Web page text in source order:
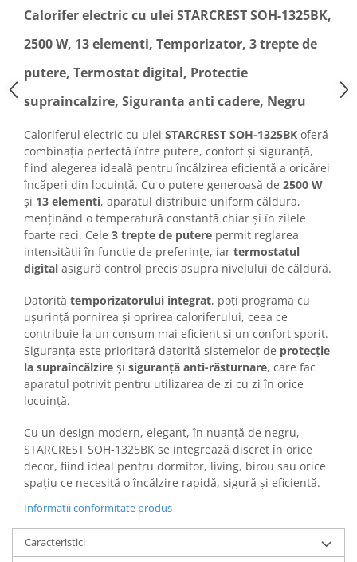
Accesorii
Espressoare
Râșnițe de cafea
Aparate de curatat bijuterii
Aparate de ingrijire tesaturi
aparat de calcat vertical
Aparate de scame
Fiare de calcat
Statii de calcat
Aparate de masaj
Aparate de ras electrice
Aparate de tuns
Aparate faciale
Aspiratoare
Aspiratoare de geamuri
Cuptoare cu microunde
Cântare corporale
Epilatoare
Mopuri electrice cu abur
Calorifer electric cu ulei STARCREST SOH-1325BK,
2500 W, 13 elementi, Temporizator, 3 trepte de
putere, Termostat digital, Protectie
supraincalzire, Siguranta anti cadere, Negru
Caloriferul electric cu ulei STARCREST SOH-1325BK oferă
combinația perfectă între putere, confort și siguranță,
fiind alegerea ideală pentru încălzirea eficientă a oricărei
încăperi din locuință. Cu o putere generoasă de 2500 W
și 13 elementi, aparatul distribuie uniform căldura,
menținând o temperatură constantă chiar și în zilele
foarte reci. Cele 3 trepte de putere permit reglarea
intensității în funcție de preferințe, iar termostatul
digital asigură control precis asupra nivelului de căldură.
Datorită temporizatorului integrat, poți programa cu
ușurință pornirea și oprirea caloriferului, ceea ce
contribuie la un consum mai eficient și un confort sporit.
Siguranța este prioritară datorită sistemelor de protecție
la supraîncălzire și siguranță anti-răsturnare, care fac
aparatul potrivit pentru utilizarea de zi cu zi în orice
locuință.
Cu un design modern, elegant, în nuanță de negru,
STARCREST SOH-1325BK se integrează discret în orice
decor, fiind ideal pentru dormitor, living, birou sau orice
spațiu ce necesită o încălzire rapidă, sigură și eficientă.
Informatii conformitate produs
Caracteristici